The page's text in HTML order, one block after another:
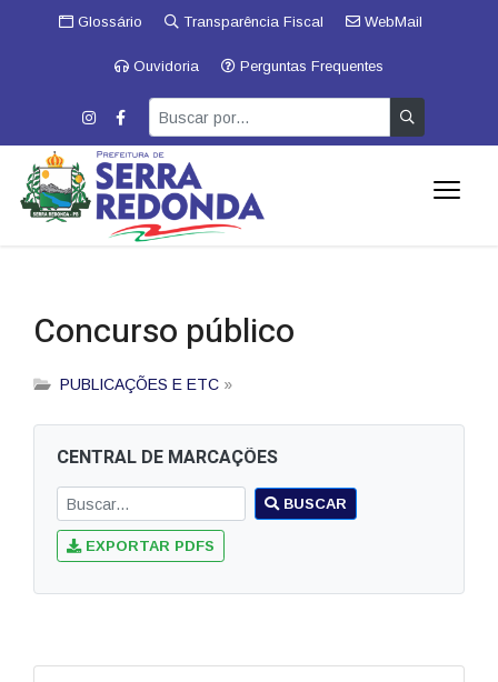
Glossário Transparência Fiscal WebMail
Ouvidoria Perguntas Frequentes
Concurso público
PUBLICAÇÕES E ETC »
CENTRAL DE MARCAÇÕES
BUSCAR
EXPORTAR PDFS